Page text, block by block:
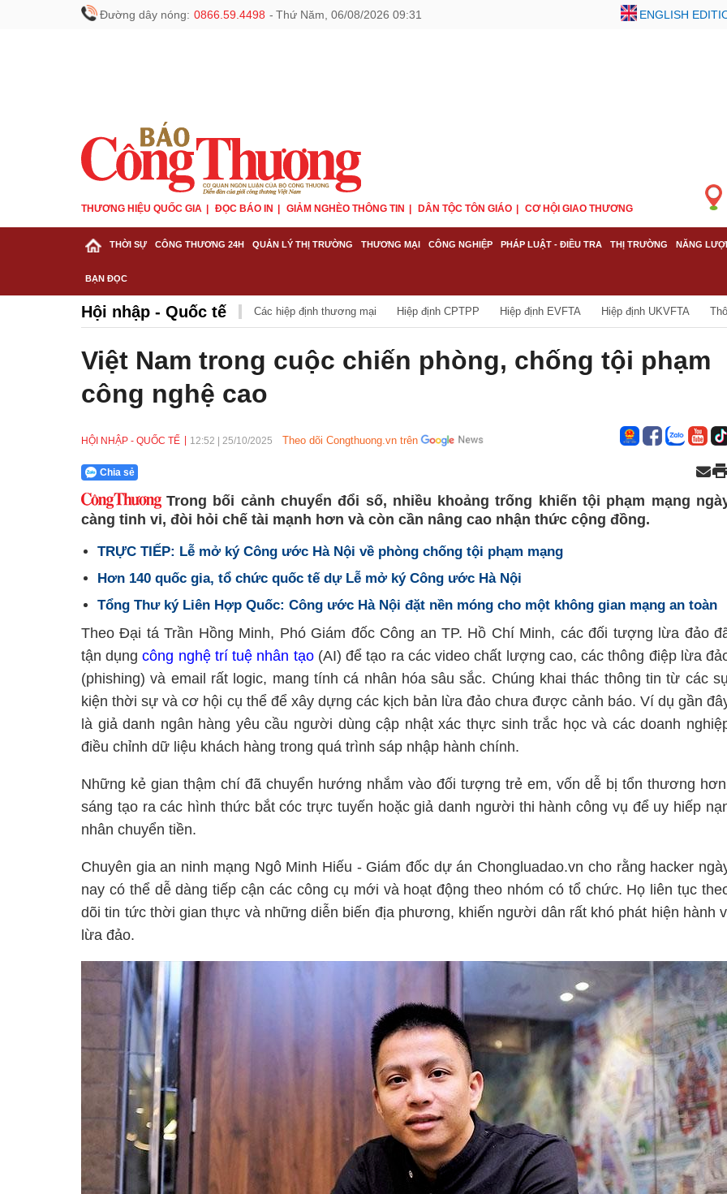
Đường dây nóng: 0866.59.4498 - Thứ Năm, 06/08/2026 09:31 ENGLISH
THƯƠNG HIỆU QUỐC GIA ĐỌC BÁO IN GIẢM NGHÈO THÔNG TIN DÂN TỘC TÔN GIÁO CƠ HỘI GIAO THƯƠNG
THỜI SỰ CÔNG THƯƠNG 24H QUẢN LÝ THỊ TRƯỜNG THƯƠNG MẠI CÔNG NGHIỆP PHÁP LUẬT - ĐIỀU TRA THỊ TRƯỜNG NĂNG
BẠN ĐỌC
Hội nhập - Quốc tế Các hiệp định thương mại Hiệp định CPTPP Hiệp định EVFTA Hiệp định UKVFTA
Việt Nam trong cuộc chiến phòng, chống tội phạm
công nghệ cao
HỘI NHẬP - QUỐC TẾ 12:52 25/10/2025 Theo dõi Congthuong.vn trên
Chia sẻ
Trong bối cảnh chuyển đổi số, nhiều khoảng trống khiến tội phạm mạng
càng tinh vi, đòi hỏi chế tài mạnh hơn và còn cần nâng cao nhận thức cộng đồng.
TRỰC TIẾP: Lễ mở ký Công ước Hà Nội về phòng chống tội phạm mạng
Hơn 140 quốc gia, tổ chức quốc tế dự Lễ mở ký Công ước Hà Nội
Tổng Thư ký Liên Hợp Quốc: Công ước Hà Nội đặt nền móng cho một không gian mạng an toàn
Theo Đại tá Trần Hồng Minh, Phó Giám đốc Công an TP. Hồ Chí Minh, các đối tượng lừa đảo
tận dụngcông nghệ trí tuệ nhân tạo(AI) để tạo ra các video chất lượng cao, các thông điệp lừa
(phishing) và email rất logic, mang tính cá nhân hóa sâu sắc. Chúng khai thác thông tin từ các
kiện thời sự và cơ hội cụ thể để xây dựng các kịch bản lừa đảo chưa được cảnh báo. Ví dụ gần
là giả danh ngân hàng yêu cầu người dùng cập nhật xác thực sinh trắc học và các doanh
điều chỉnh dữ liệu khách hàng trong quá trình sáp nhập hành chính.
Những kẻ gian thậm chí đã chuyển hướng nhắm vào đối tượng trẻ em, vốn dễ bị tổn thương
sáng tạo ra các hình thức bắt cóc trực tuyến hoặc giả danh người thi hành công vụ để uy hiếp
nhân chuyển tiền.
Chuyên gia an ninh mạng Ngô Minh Hiếu - Giám đốc dự án Chongluadao.vn cho rằng hacker
nay có thể dễ dàng tiếp cận các công cụ mới và hoạt động theo nhóm có tổ chức. Họ liên tục
dõi tin tức thời gian thực và những diễn biến địa phương, khiến người dân rất khó phát hiện hành
lừa đảo.